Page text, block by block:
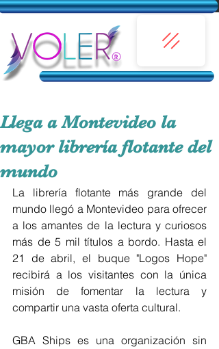
Llega a Montevideo la
mayor librería flotante del
mundo
La librería flotante más grande del
mundo llegó a Montevideo para ofrecer
a los amantes de la lectura y curiosos
más de 5 mil títulos a bordo. Hasta el
21 de abril, el buque "Logos Hope"
recibirá a los visitantes con la única
misión de fomentar la lectura y
compartir una vasta oferta cultural.
GBA Ships es una organización sin